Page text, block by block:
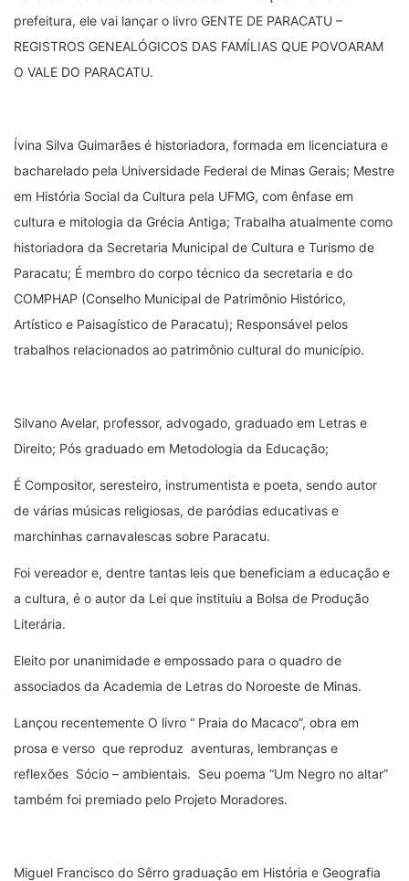
prefeitura, ele vai lançar o livro GENTE DE PARACATU –
REGISTROS GENEALÓGICOS DAS FAMÍLIAS QUE POVOARAM
O VALE DO PARACATU.
Ívina Silva Guimarães é historiadora, formada em licenciatura e
bacharelado pela Universidade Federal de Minas Gerais; Mestre
em História Social da Cultura pela UFMG, com ênfase em
cultura e mitologia da Grécia Antiga; Trabalha atualmente como
historiadora da Secretaria Municipal de Cultura e Turismo de
Paracatu; É membro do corpo técnico da secretaria e do
COMPHAP (Conselho Municipal de Patrimônio Histórico,
Artístico e Paisagístico de Paracatu); Responsável pelos
trabalhos relacionados ao patrimônio cultural do município.
Silvano Avelar, professor, advogado, graduado em Letras e
Direito; Pós graduado em Metodologia da Educação;
É Compositor, seresteiro, instrumentista e poeta, sendo autor
de várias músicas religiosas, de paródias educativas e
marchinhas carnavalescas sobre Paracatu.
Foi vereador e, dentre tantas leis que beneficiam a educação e
a cultura, é o autor da Lei que instituiu a Bolsa de Produção
Literária.
Eleito por unanimidade e empossado para o quadro de
associados da Academia de Letras do Noroeste de Minas.
Lançou recentemente O livro “ Praia do Macaco”, obra em
prosa e verso que reproduz aventuras, lembranças e
reflexões Sócio – ambientais. Seu poema “Um Negro no altar”
também foi premiado pelo Projeto Moradores.
Miguel Francisco do Sêrro graduação em História e Geografia